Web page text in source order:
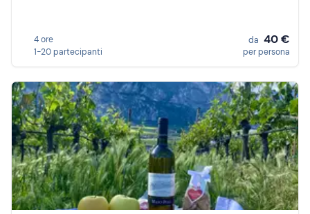
4 ore
1-20 partecipanti
da 40 €
per persona